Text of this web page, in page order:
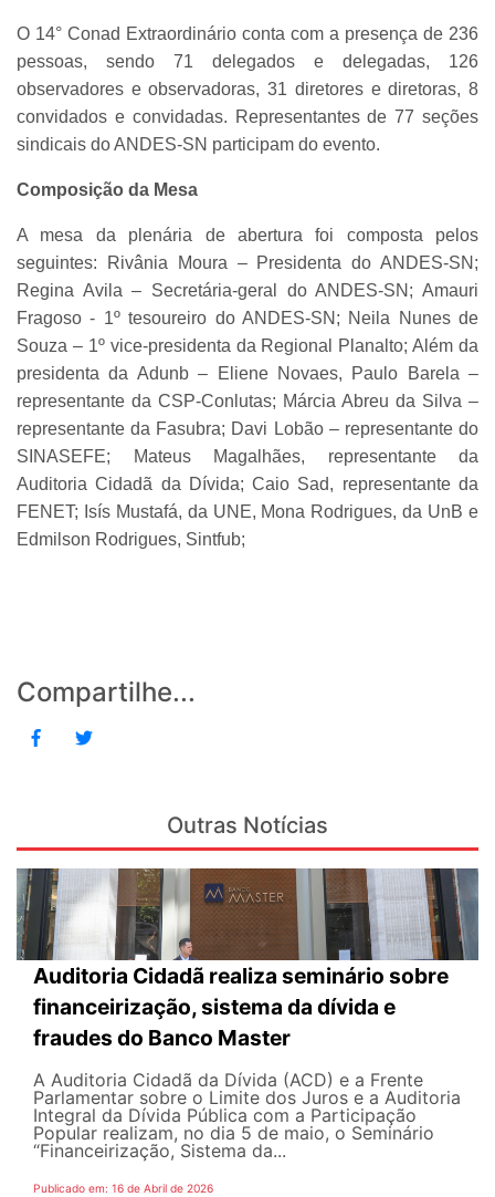
O 14° Conad Extraordinário conta com a presença de 236
pessoas, sendo 71 delegados e delegadas, 126
observadores e observadoras, 31 diretores e diretoras, 8
convidados e convidadas. Representantes de 77 seções
sindicais do ANDES-SN participam do evento.
Composição da Mesa
A mesa da plenária de abertura foi composta pelos
seguintes: Rivânia Moura – Presidenta do ANDES-SN;
Regina Avila – Secretária-geral do ANDES-SN; Amauri
Fragoso - 1º tesoureiro do ANDES-SN; Neila Nunes de
Souza – 1º vice-presidenta da Regional Planalto; Além da
presidenta da Adunb – Eliene Novaes, Paulo Barela –
representante da CSP-Conlutas; Márcia Abreu da Silva –
representante da Fasubra; Davi Lobão – representante do
SINASEFE; Mateus Magalhães, representante da
Auditoria Cidadã da Dívida; Caio Sad, representante da
FENET; Isís Mustafá, da UNE, Mona Rodrigues, da UnB e
Edmilson Rodrigues, Sintfub;
Compartilhe...
Outras Notícias
Auditoria Cidadã realiza seminário sobre
financeirização, sistema da dívida e
fraudes do Banco Master
A Auditoria Cidadã da Dívida (ACD) e a Frente
Parlamentar sobre o Limite dos Juros e a Auditoria
Integral da Dívida Pública com a Participação
Popular realizam, no dia 5 de maio, o Seminário
“Financeirização, Sistema da...
Publicado em: 16 de Abril de 2026